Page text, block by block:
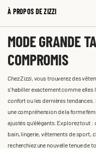
À PROPOS DE ZIZZI
MODE GRANDE
COMPROMIS
Chez Zizzi, vous trouverez des
s'habiller exactement comme elles
confort ou les dernières
une compréhension de la forme
ajustés qu'élégants. Explorez tout
bain, lingerie, vêtements de sport,
recherchiez une nouvelle tenue de